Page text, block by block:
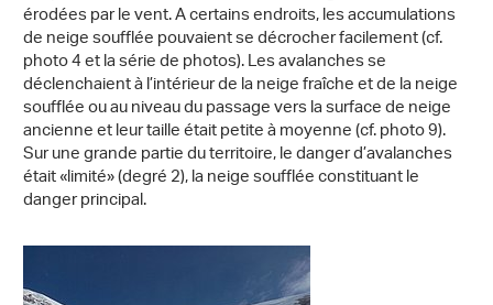
érodées par le vent. A certains endroits, les accumulations
de neige soufflée pouvaient se décrocher facilement (cf.
photo 4 et la série de photos). Les avalanches se
déclenchaient à l’intérieur de la neige fraîche et de la neige
soufflée ou au niveau du passage vers la surface de neige
ancienne et leur taille était petite à moyenne (cf. photo 9).
Sur une grande partie du territoire, le danger d’avalanches
était «limité» (degré 2), la neige soufflée constituant le
danger principal.